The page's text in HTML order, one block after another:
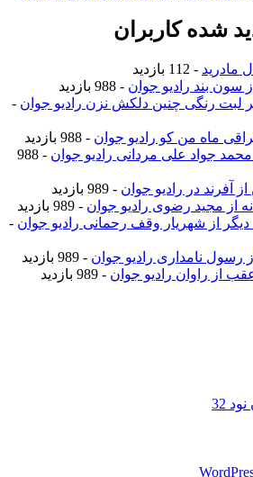
شده کاربران
مادرید - 112 بازدید
سون بند رادیو جوان - 988 بازدید
بر لبت رنگی چنین دلکش نزن رادیو جوان -
ماه من کو رادیو جوان - 988 بازدید
محمد جواد علی مردانی رادیو جوان
- 988
آفرند در رادیو جوان - 989 بازدید
از مجید رضوی رادیو جوان - 989 بازدید
دیگر از شهریار وقف رحمانی رادیو جوان -
رسول نامداری رادیو جوان - 989 بازدید
از راوان رادیو جوان - 989 بازدید
32